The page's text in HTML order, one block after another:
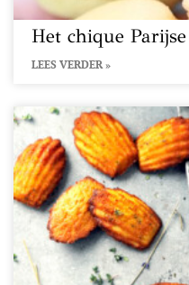
Het chique
LEES VERDER »